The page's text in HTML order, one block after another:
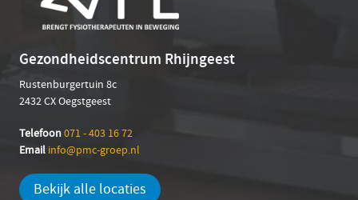
Gezondheidscentrum Rhijngeest
Rustenburgertuin 8c
2432 CX Oegstgeest
Telefoon071 - 403 16 72
Email info@pmc-groep.nl
Bekijk alle locaties